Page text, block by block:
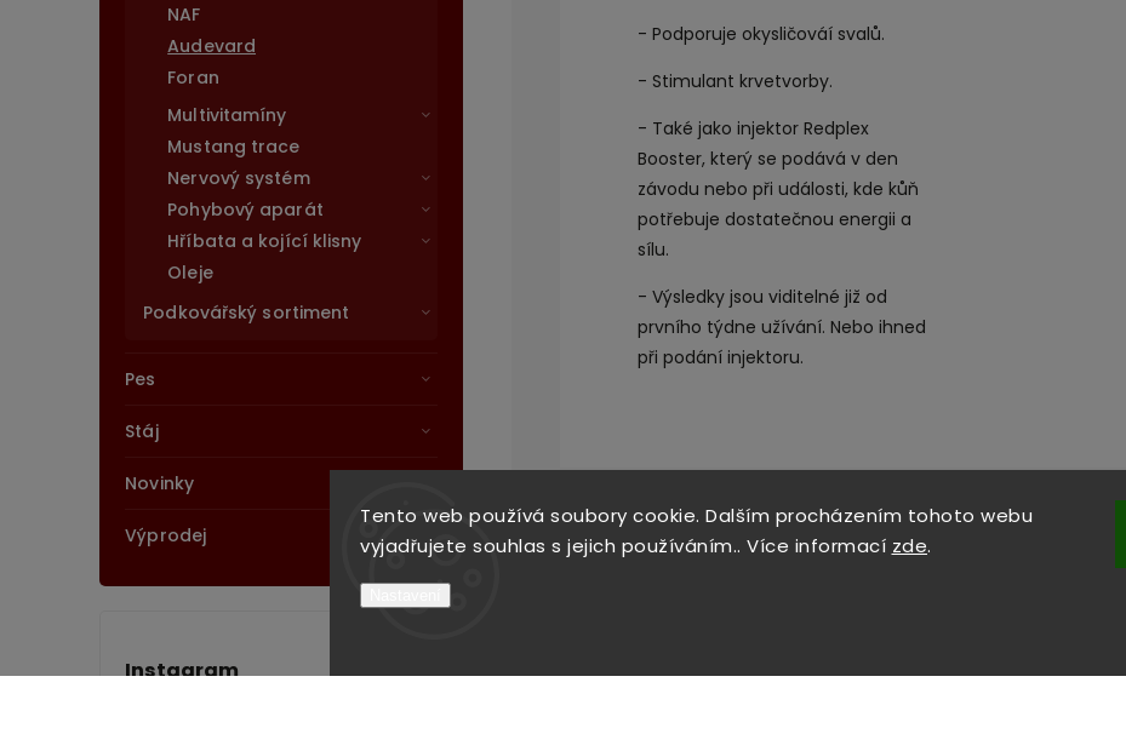
Tento web používá soubory cookie. Dalším procházením tohoto webu
vyjadřujete souhlas s jejich používáním.. Více informací zde.
NAF
Audevard
Foran
Multivitamíny
Mustang trace
Nervový systém
Pohybový aparát
Hříbata a kojící klisny
Oleje
Podkovářský sortiment
Pes
Stáj
Novinky
Výprodej
Instagram
- Podporuje okysličováí svalů.
- Stimulant krvetvorby.
- Také jako injektor Redplex
Booster, který se podává v den
závodu nebo při události, kde kůň
potřebuje dostatečnou energii a
sílu.
- Výsledky jsou viditelné již od
prvního týdne užívání. Nebo ihned
při podání injektoru.